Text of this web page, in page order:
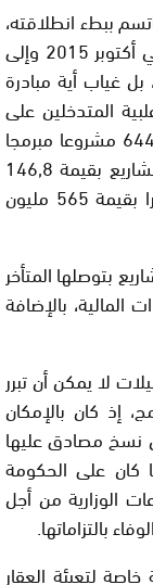
ببطء انطلاقته،
حيث أنه منذ التوقيع على الاتفاقية الإطار في أكتوبر 2015 وإلى
ضعف، بل غياب أية مبادرة
المتدخلين على
المستويين المركزي والمحلي. إذ أنه من بين 644 مشروعا مبرمجا
لم تسجل حصيلة سنة 2016 سوى إنجاز 5 مشاريع بقيمة 146,8
مليون درهم والبدء في إنجاز 45 مشروعا آخرا بقيمة 565 مليون
بتوصلها المتأخر
المالية، بالإضافة
لا يمكن أن تبرر
إذ كان بالإمكان
نسخ مصادق عليها
كان على الحكومة
الوزارية من أجل
بالتزاماتها.
لتعبئة العقار